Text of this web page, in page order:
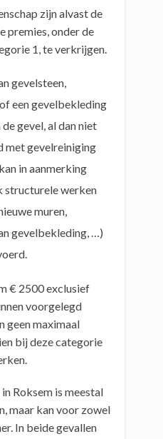
zijn alvast de
premies, onder de
1, te verkrijgen.
gevelsteen,
een gevelbekleding
gevel, al dan niet
met gevelreiniging
in aanmerking
structurele werken
muren,
gevelbekleding, …)
€ 2500 exclusief
voorgelegd
geen maximaal
bij deze categorie
Roksem is meestal
maar kan voor zowel
In beide gevallen